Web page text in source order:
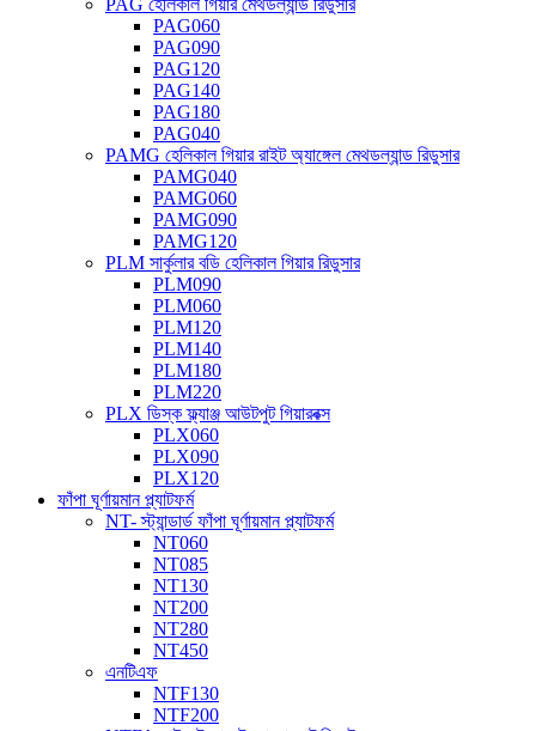
PAG060
PAG090
PAG120
PAG140
PAG180
PAG040
PAMG হেলিকাল গিয়ার রাইট অ্যাঙ্গেল মেথডল্যান্ড রিডুসার
PAMG040
PAMG060
PAMG090
PAMG120
PLM সার্কুলার বডি হেলিকাল গিয়ার রিডুসার
PLM090
PLM060
PLM120
PLM140
PLM180
PLM220
PLX ডিস্ক ফ্ল্যাঞ্জ আউটপুট গিয়ারবক্স
PLX060
PLX090
PLX120
ফাঁপা ঘূর্ণায়মান প্ল্যাটফর্ম
NT- স্ট্যান্ডার্ড ফাঁপা ঘূর্ণায়মান প্ল্যাটফর্ম
NT060
NT085
NT130
NT200
NT280
NT450
এনটিএফ
NTF130
NTF200